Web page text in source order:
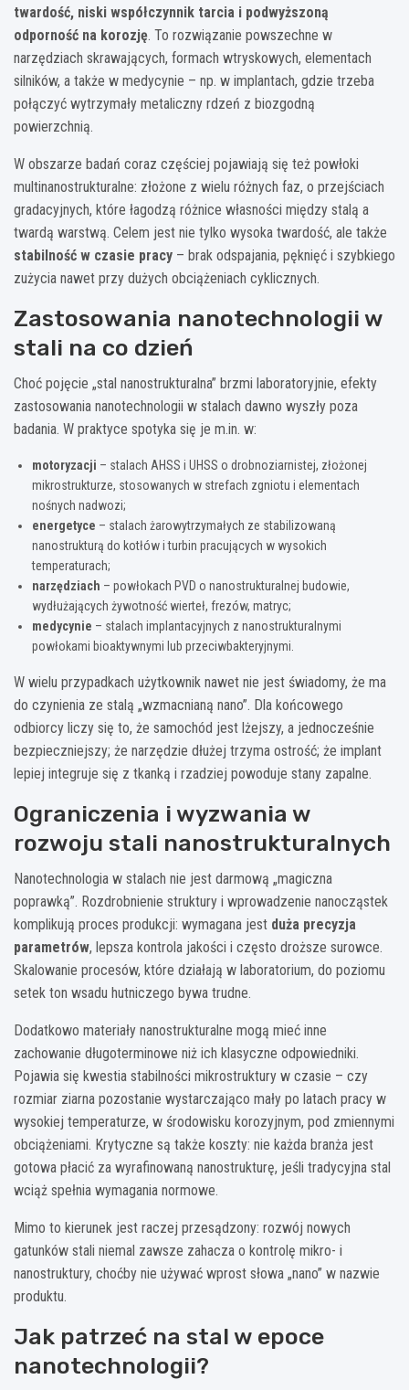
twardość, niski współczynnik tarcia i podwyższoną
odporność na korozję. To rozwiązanie powszechne w
narzędziach skrawających, formach wtryskowych, elementach
silników, a także w medycynie – np. w implantach, gdzie trzeba
połączyć wytrzymały metaliczny rdzeń z biozgodną
powierzchnią.
W obszarze badań coraz częściej pojawiają się też powłoki
multinanostrukturalne: złożone z wielu różnych faz, o przejściach
gradacyjnych, które łagodzą różnice własności między stalą a
twardą warstwą. Celem jest nie tylko wysoka twardość, ale także
stabilność w czasie pracy – brak odspajania, pęknięć i szybkiego
zużycia nawet przy dużych obciążeniach cyklicznych.
Zastosowania nanotechnologii w
stali na co dzień
Choć pojęcie „stal nanostrukturalna” brzmi laboratoryjnie, efekty
zastosowania nanotechnologii w stalach dawno wyszły poza
badania. W praktyce spotyka się je m.in. w:
motoryzacji – stalach AHSS i UHSS o drobnoziarnistej, złożonej
mikrostrukturze, stosowanych w strefach zgniotu i elementach
nośnych nadwozi;
energetyce – stalach żarowytrzymałych ze stabilizowaną
nanostrukturą do kotłów i turbin pracujących w wysokich
temperaturach;
narzędziach – powłokach PVD o nanostrukturalnej budowie,
wydłużających żywotność wierteł, frezów, matryc;
medycynie – stalach implantacyjnych z nanostrukturalnymi
powłokami bioaktywnymi lub przeciwbakteryjnymi.
W wielu przypadkach użytkownik nawet nie jest świadomy, że ma
do czynienia ze stalą „wzmacnianą nano”. Dla końcowego
odbiorcy liczy się to, że samochód jest lżejszy, a jednocześnie
bezpieczniejszy; że narzędzie dłużej trzyma ostrość; że implant
lepiej integruje się z tkanką i rzadziej powoduje stany zapalne.
Ograniczenia i wyzwania w
rozwoju stali nanostrukturalnych
Nanotechnologia w stalach nie jest darmową „magiczna
poprawką”. Rozdrobnienie struktury i wprowadzenie nanocząstek
komplikują proces produkcji: wymagana jest duża precyzja
parametrów, lepsza kontrola jakości i często droższe surowce.
Skalowanie procesów, które działają w laboratorium, do poziomu
setek ton wsadu hutniczego bywa trudne.
Dodatkowo materiały nanostrukturalne mogą mieć inne
zachowanie długoterminowe niż ich klasyczne odpowiedniki.
Pojawia się kwestia stabilności mikrostruktury w czasie – czy
rozmiar ziarna pozostanie wystarczająco mały po latach pracy w
wysokiej temperaturze, w środowisku korozyjnym, pod zmiennymi
obciążeniami. Krytyczne są także koszty: nie każda branża jest
gotowa płacić za wyrafinowaną nanostrukturę, jeśli tradycyjna stal
wciąż spełnia wymagania normowe.
Mimo to kierunek jest raczej przesądzony: rozwój nowych
gatunków stali niemal zawsze zahacza o kontrolę mikro- i
nanostruktury, choćby nie używać wprost słowa „nano” w nazwie
produktu.
Jak patrzeć na stal w epoce
nanotechnologii?